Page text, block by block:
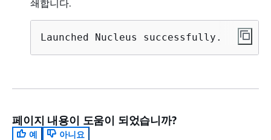
쇄합니다.
Launched Nucleus successfully.
페이지 내용이 도움이 되었습니까?
예
아니요